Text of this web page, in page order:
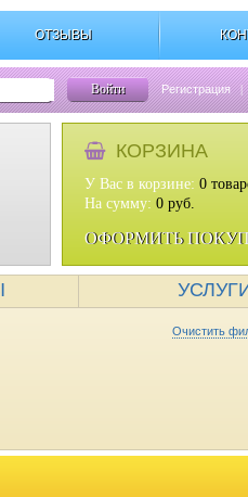
ОТЗЫВЫ
Войти Регистрация |
КОРЗИНА
У Вас в корзине: 0
На сумму: 0 руб.
ОФОРМИТЬ
Очистить